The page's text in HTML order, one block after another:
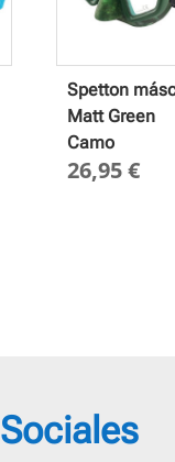
Spetton
Matt Green
Camo
26,95€